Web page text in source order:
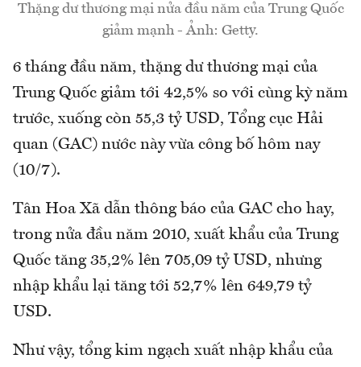
Thặng dư thương mại nửa đầu năm của Trung Quốc
giảm mạnh - Ảnh: Getty.
6 tháng đầu năm, thặng dư thương mại của
Trung Quốc giảm tới 42,5% so với cùng kỳ năm
trước, xuống còn 55,3 tỷ USD, Tổng cục Hải
quan (GAC) nước này vừa công bố hôm nay
(10/7).
Tân Hoa Xã dẫn thông báo của GAC cho hay,
trong nửa đầu năm 2010, xuất khẩu của Trung
Quốc tăng 35,2% lên 705,09 tỷ USD, nhưng
nhập khẩu lại tăng tới 52,7% lên 649,79 tỷ
USD.
Như vậy, tổng kim ngạch xuất nhập khẩu của